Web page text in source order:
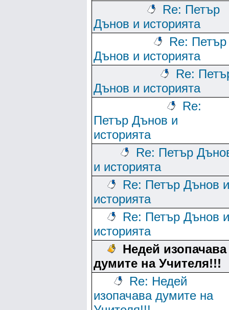
Re: Петър
Дънов и историята
Re: Петър
Дънов и историята
Re:
Дънов и историята
Re:
Петър Дънов и
историята
Re: Петър
и историята
Re: Петър Дънов и
историята
Re: Петър Дънов и
историята
Недей изопачава
думите на Учителя!!!
Re: Недей
изопачава думите на